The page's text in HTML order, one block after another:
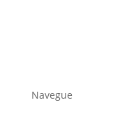
Navegue